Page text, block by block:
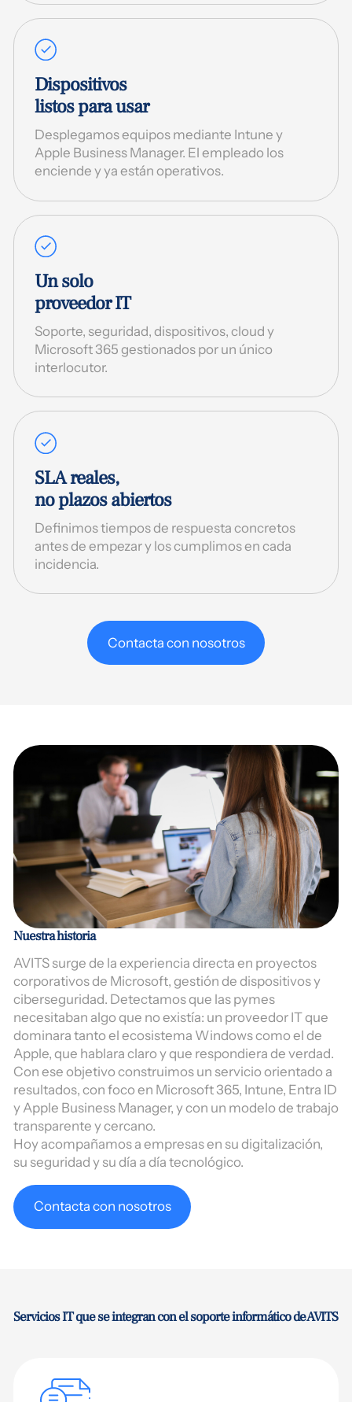
Dispositivos
listos para usar
Desplegamos equipos mediante Intune y
Apple Business Manager. El empleado los
enciende y ya están operativos.
Un solo
proveedor IT
Soporte, seguridad, dispositivos, cloud y
Microsoft 365 gestionados por un único
interlocutor.
SLA reales,
no plazos abiertos
Definimos tiempos de respuesta concretos
antes de empezar y los cumplimos en cada
incidencia.
Contacta con nosotros
Nuestra historia
AVITS surge de la experiencia directa en proyectos
corporativos de Microsoft, gestión de dispositivos y
ciberseguridad. Detectamos que las pymes
necesitaban algo que no existía: un proveedor IT que
dominara tanto el ecosistema Windows como el de
Apple, que hablara claro y que respondiera de verdad.
Con ese objetivo construimos un servicio orientado a
resultados, con foco en Microsoft 365, Intune, Entra ID
y Apple Business Manager, y con un modelo de trabajo
transparente y cercano.
Hoy acompañamos a empresas en su digitalización,
su seguridad y su día a día tecnológico.
Contacta con nosotros
Servicios IT que se integran con el soporte informático de AVITS